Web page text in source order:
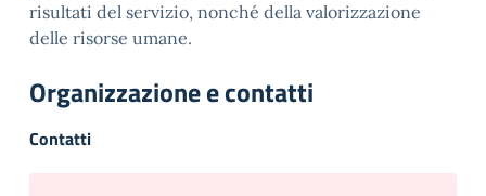
risultati del servizio, nonché della valorizzazione
delle risorse umane.
Organizzazione e contatti
Contatti